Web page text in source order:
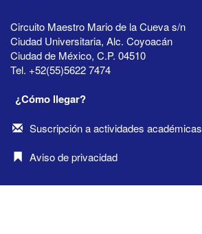
Circuito Maestro Mario de la Cueva s/n
Ciudad Universitaria, Alc. Coyoacán
Ciudad de México, C.P. 04510
Tel. +52(55)5622 7474
¿Cómo llegar?
Suscripción a actividades académicas
Aviso de privacidad